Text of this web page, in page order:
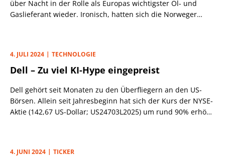
über Nacht in der Rolle als Europas wichtigster Öl- und
Gaslieferant wieder. Ironisch, hatten sich die Norweger
4. JULI 2024 TECHNOLOGIE
Dell – Zu viel KI-Hype eingepreist
Dell gehört seit Monaten zu den Überfliegern an den US-
Börsen. Allein seit Jahresbeginn hat sich der Kurs der NYSE-
Aktie (142,67 US-Dollar; US24703L2025) um rund 90% erhöht
4. JUNI 2024 TICKER